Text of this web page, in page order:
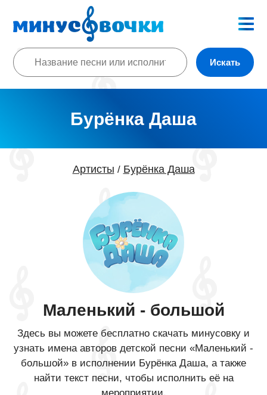
Искать
Бурёнка Даша
Артисты / Бурёнка Даша
Маленький - большой
Здесь вы можете бесплатно скачать минусовку и
узнать имена авторов детской песни «Маленький -
большой» в исполнении Бурёнка Даша, а также
найти текст песни, чтобы исполнить её на